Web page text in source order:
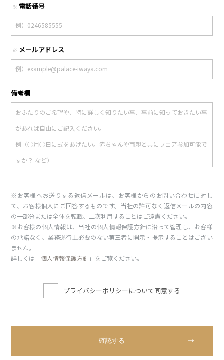
※ 電話番号
※ メールアドレス
備考欄
※お客様へお送りする返信メールは、お客様からのお問い合わせに対し
て、お客様個人にご回答するものです。当社の許可なく返信メールの内容
の一部分または全体を転載、二次利用することはご遠慮ください。
※お客様の個人情報は、当社の個人情報保護方針に沿って管理し、お客様
の承諾なく、業務遂行上必要のない第三者に開示・提示することはござい
ません。
詳しくは「個人情報保護方針」をご覧ください。
プライバシーポリシーについて同意する